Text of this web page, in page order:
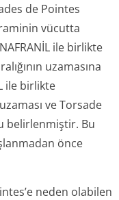
de Pointes
vücutta
ile birlikte
uzamasına
ile birlikte
ve Torsade
belirlenmiştir. Bu
önce
neden olabilen